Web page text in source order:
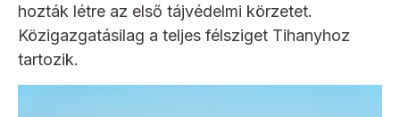
hozták létre az első tájvédelmi körzetet.
Közigazgatásilag a teljes félsziget Tihanyhoz
tartozik.